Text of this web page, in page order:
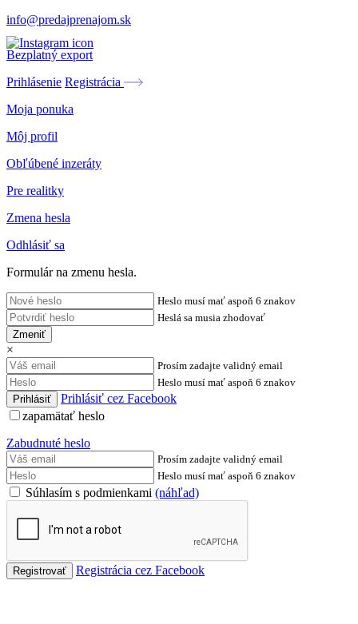
info@predajprenajom.sk
Bezplatný export
Prihlásenie Registrácia
Moja ponuka
Môj profil
Obľúbené inzeráty
Pre realitky
Zmena hesla
Odhlásiť sa
Formulár na zmenu hesla.
Heslo musí mať aspoň 6 znakov
Heslá sa musia zhodovať
Zmeniť
×
Prosím zadajte validný email
Heslo musí mať aspoň 6 znakov
Prihlásiť cez Facebook
zapamätať heslo
Zabudnuté heslo
Prosím zadajte validný email
Heslo musí mať aspoň 6 znakov
Súhlasím s podmienkami (náhľad)
Registrácia cez Facebook